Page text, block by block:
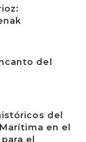
del
del
en el
el